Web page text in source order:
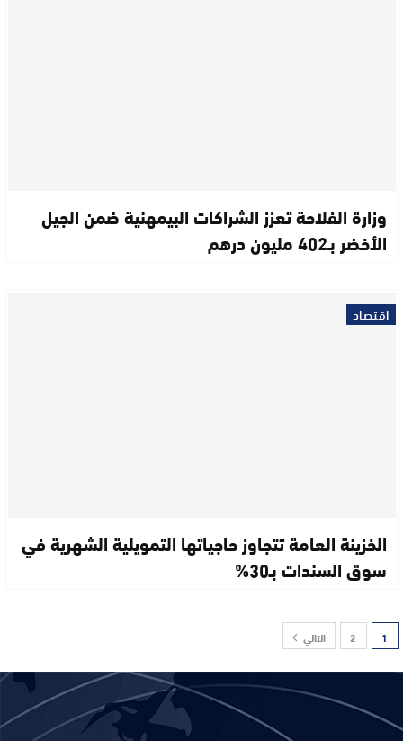
وزارة الفلاحة تعزز الشراكات البيمهنية ضمن الجيل
الأخضر بـ402 مليون درهم
اقتصاد
الخزينة العامة تتجاوز حاجياتها التمويلية الشهرية في
سوق السندات بـ30%
1
2 التالي